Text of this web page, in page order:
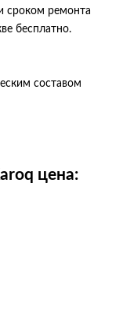
сроком ремонта
бесплатно.
составом
цена: